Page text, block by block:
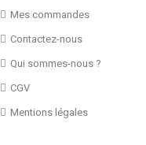
Mes commandes
Contactez-nous
Qui sommes-nous ?
CGV
Mentions légales